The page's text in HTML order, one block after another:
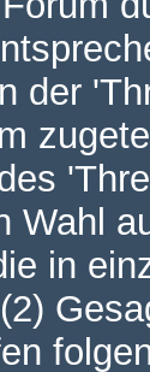
der
Wahl
in